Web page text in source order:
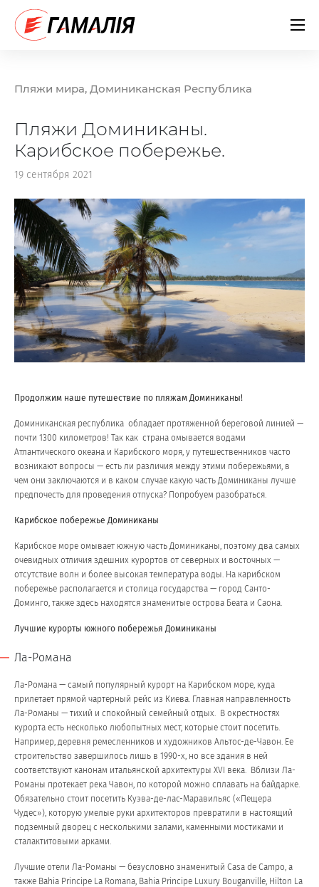
Пляжи мира, Доминиканская Республика
Пляжи Доминиканы.
Карибское побережье.
19 сентября 2021
Продолжим наше путешествие по пляжам Доминиканы!
Доминиканская республика обладает протяженной береговой линией —
почти 1300 километров! Так как страна омывается водами
Атлантического океана и Карибского моря, у путешественников часто
возникают вопросы — есть ли различия между этими побережьями, в
чем они заключаются и в каком случае какую часть Доминиканы лучше
предпочесть для проведения отпуска? Попробуем разобраться.
Карибское побережье Доминиканы
Карибское море омывает южную часть Доминиканы, поэтому два самых
очевидных отличия здешних курортов от северных и восточных —
отсутствие волн и более высокая температура воды. На карибском
побережье располагается и столица государства — город Санто-
Доминго, также здесь находятся знаменитые острова Беата и Саона.
Лучшие курорты южного побережья Доминиканы
Ла-Романа
Ла-Романа — самый популярный курорт на Карибском море, куда
прилетает прямой чартерный рейс из Киева. Главная направленность
Ла-Романы — тихий и спокойный семейный отдых. В окрестностях
курорта есть несколько любопытных мест, которые стоит посетить.
Например, деревня ремесленников и художников Альтос-де-Чавон. Ее
строительство завершилось лишь в 1990-х, но все здания в ней
соответствуют канонам итальянской архитектуры XVI века. Вблизи Ла-
Романы протекает река Чавон, по которой можно сплавать на байдарке.
Обязательно стоит посетить Куэва-де-лас-Маравильяс («Пещера
Чудес»), которую умелые руки архитекторов превратили в настоящий
подземный дворец с несколькими залами, каменными мостиками и
сталактитовыми арками.
Лучшие отели Ла-Романы — безусловно знаменитый Casa de Campo, а
также Bahia Principe La Romana, Bahia Principe Luxury Bouganville, Hilton La